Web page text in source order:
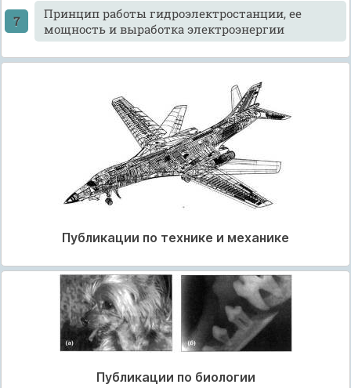
Принцип работы гидроэлектростанции, ее
мощность и выработка электроэнергии
Публикации по технике и механике
Публикации по биологии